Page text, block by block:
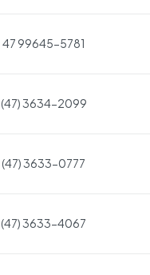
47 99645-5781
(47) 3634-2099
(47) 3633-0777
(47) 3633-4067